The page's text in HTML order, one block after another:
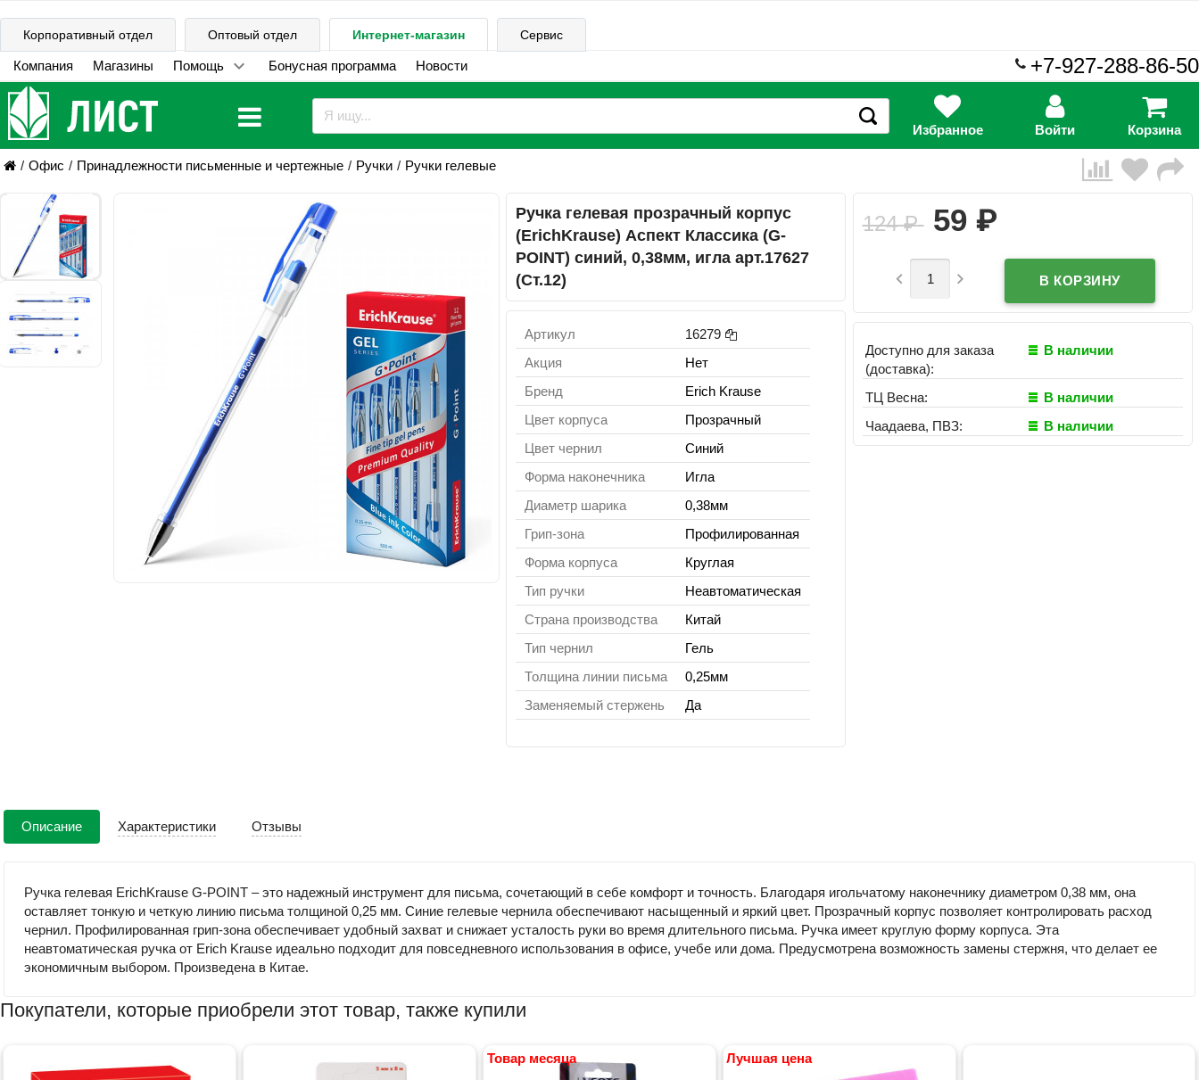
Корпоративный отдел Оптовый отдел Интернет-магазин Сервис
Компания Магазины Помощь Бонусная программа Новости +7-927-288-86-50
Избранное Войти Корзина
Офис Принадлежности письменные и чертежные Ручки Ручки гелевые
Ручка гелевая прозрачный корпус
(ErichKrause) Аспект Классика (G-
POINT) синий, 0,38мм, игла арт.17627
(Ст.12)
Артикул
16279
Акция
Нет
Бренд
Erich Krause
Цвет корпуса
Прозрачный
Цвет чернил
Синий
Форма наконечника
Игла
Диаметр шарика
0,38мм
Грип-зона
Профилированная
Форма корпуса
Круглая
Тип ручки
Неавтоматическая
Страна производства
Китай
Тип чернил
Гель
Толщина линии письма
0,25мм
Заменяемый стержень
Да
124₽ 59 ₽
 
Доступно для заказа
(доставка):
В наличии
ТЦ Весна:
В наличии
Чаадаева, ПВЗ:
В наличии
Описание Характеристики Отзывы
Ручка гелевая ErichKrause G-POINT – это надежный инструмент для письма, сочетающий в себе комфорт и точность. Благодаря игольчатому наконечнику диаметром 0,38 мм, она
оставляет тонкую и четкую линию письма толщиной 0,25 мм. Синие гелевые чернила обеспечивают насыщенный и яркий цвет. Прозрачный корпус позволяет контролировать расход
чернил. Профилированная грип-зона обеспечивает удобный захват и снижает усталость руки во время длительного письма. Ручка имеет круглую форму корпуса. Эта
неавтоматическая ручка от Erich Krause идеально подходит для повседневного использования в офисе, учебе или дома. Предусмотрена возможность замены стержня, что делает ее
экономичным выбором. Произведена в Китае.
Покупатели, которые приобрели этот товар, также купили
Товар месяца Лучшая цена